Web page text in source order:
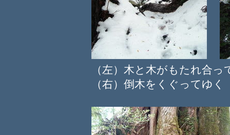
（左）木と木がもたれ
（右）倒木をくぐってゆく